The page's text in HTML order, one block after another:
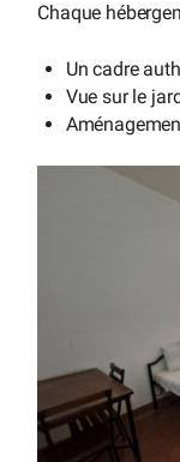
Chaque
Un cadre
Vue sur le